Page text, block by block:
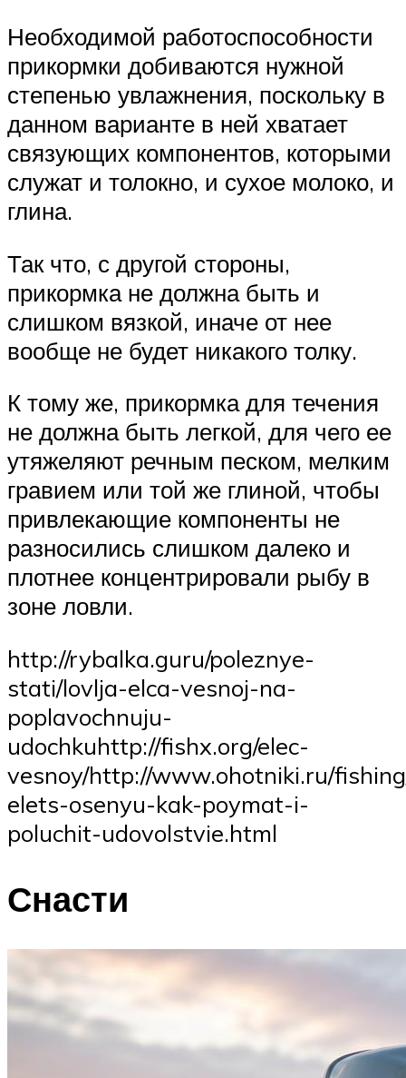
Необходимой работоспособности
прикормки добиваются нужной
степенью увлажнения, поскольку в
данном варианте в ней хватает
связующих компонентов, которыми
служат и толокно, и сухое молоко, и
глина.
Так что, с другой стороны,
прикормка не должна быть и
слишком вязкой, иначе от нее
вообще не будет никакого толку.
К тому же, прикормка для течения
не должна быть легкой, для чего ее
утяжеляют речным песком, мелким
гравием или той же глиной, чтобы
привлекающие компоненты не
разносились слишком далеко и
плотнее концентрировали рыбу в
зоне ловли.
http://rybalka.guru/poleznye-
stati/lovlja-elca-vesnoj-na-
poplavochnuju-
udochkuhttp://fishx.org/elec-
vesnoy/http://www.ohotniki.ru/
elets-osenyu-kak-poymat-i-
poluchit-udovolstvie.html
Снасти